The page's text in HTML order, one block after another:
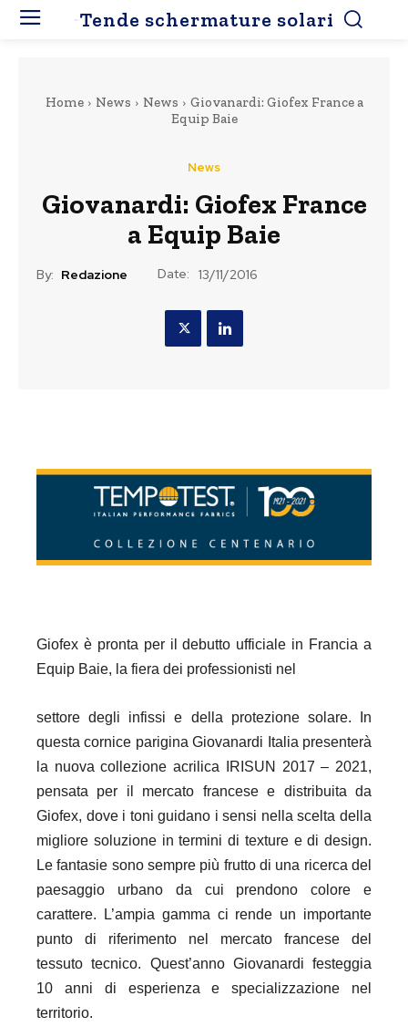
Tende schermature solari
Home News News
Giovanardi: Giofex France a
Equip Baie
News
Giovanardi: Giofex France
a Equip Baie
By: Redazione Date: 13/11/2016
Giofex è pronta per il debutto ufficiale in Francia a
Equip Baie, la fiera dei professionisti nel
settore degli infissi e della protezione solare. In
questa cornice parigina Giovanardi Italia presenterà
la nuova collezione acrilica IRISUN 2017 – 2021,
pensata per il mercato francese e distribuita da
Giofex, dove i toni guidano i sensi nella scelta della
migliore soluzione in termini di texture e di design.
Le fantasie sono sempre più frutto di una ricerca del
paesaggio urbano da cui prendono colore e
carattere. L’ampia gamma ci rende un importante
punto di riferimento nel mercato francese del
tessuto tecnico. Quest’anno Giovanardi festeggia
10 anni di esperienza e specializzazione nel
territorio.